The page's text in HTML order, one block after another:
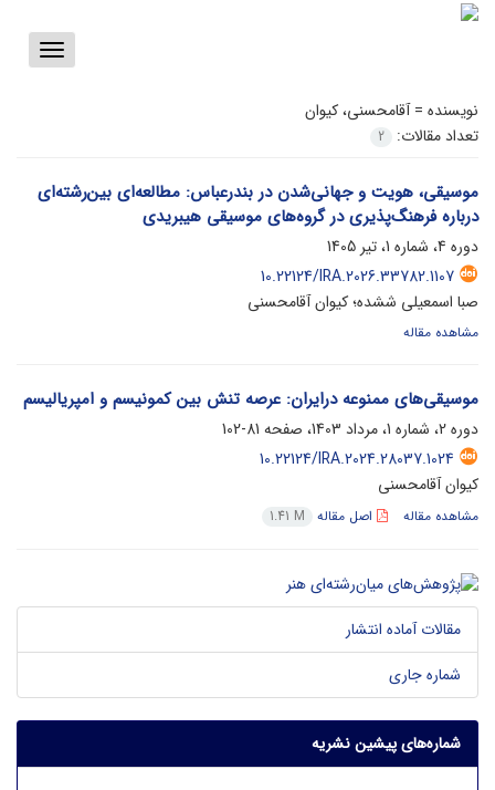
Toggle
نویسنده =آقامحسنی، کیوان
تعداد مقالات:
2
موسیقی، هویت و جهانی‌شدن در بندرعباس: مطالعه‌ای بین‌رشته‌ای
درباره فرهنگ‌پذیری در گروه‌های موسیقی هیبریدی
دوره 4، شماره 1، تیر 1405
10.22124/IRA.2026.33782.1107
صبا اسمعیلی ششده؛ کیوان آقامحسنی
مشاهده مقاله
موسیقی‌های ممنوعه درایران: عرصه تنش بین کمونیسم و امپریالیسم
دوره 2، شماره 1، مرداد 1403، صفحه
81-102
10.22124/IRA.2024.28037.1024
کیوان آقامحسنی
مشاهده مقاله اصل مقاله 1.41 M
مقالات آماده انتشار
شماره جاری
شماره‌های پیشین نشریه